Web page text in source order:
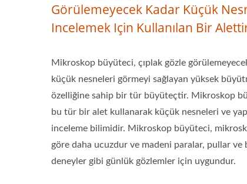
Görülemeyecek Kadar Küçük
Incelemek Için Kullanılan Bir
Mikroskop büyüteci, çıplak gözle
küçük nesneleri görmeyi sağlayan yüksek
özelliğine sahip bir tür büyüteçtir. Mikroskop
bu tür bir alet kullanarak küçük nesneleri ve
inceleme bilimidir. Mikroskop büyüteci,
göre daha ucuzdur ve madeni paralar, pullar ve
deneyler gibi günlük gözlemler için uygundur.